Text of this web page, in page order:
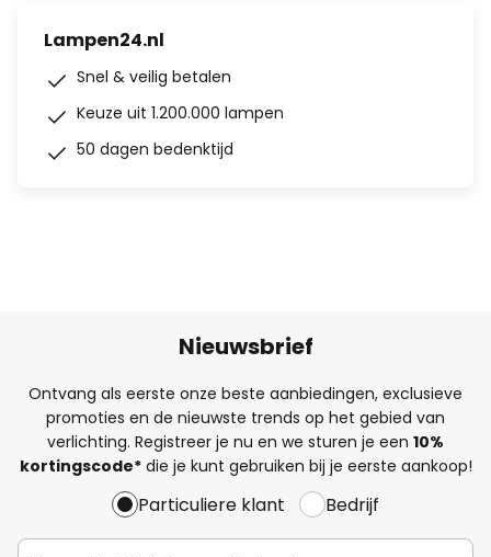
Lampen24.nl
Snel & veilig betalen
Keuze uit 1.200.000 lampen
50 dagen bedenktijd
Nieuwsbrief
Ontvang als eerste onze beste aanbiedingen, exclusieve
promoties en de nieuwste trends op het gebied van
verlichting. Registreer je nu en we sturen je een 10%
kortingscode*die je kunt gebruiken bij je eerste aankoop!
Particuliere klant Bedrijf